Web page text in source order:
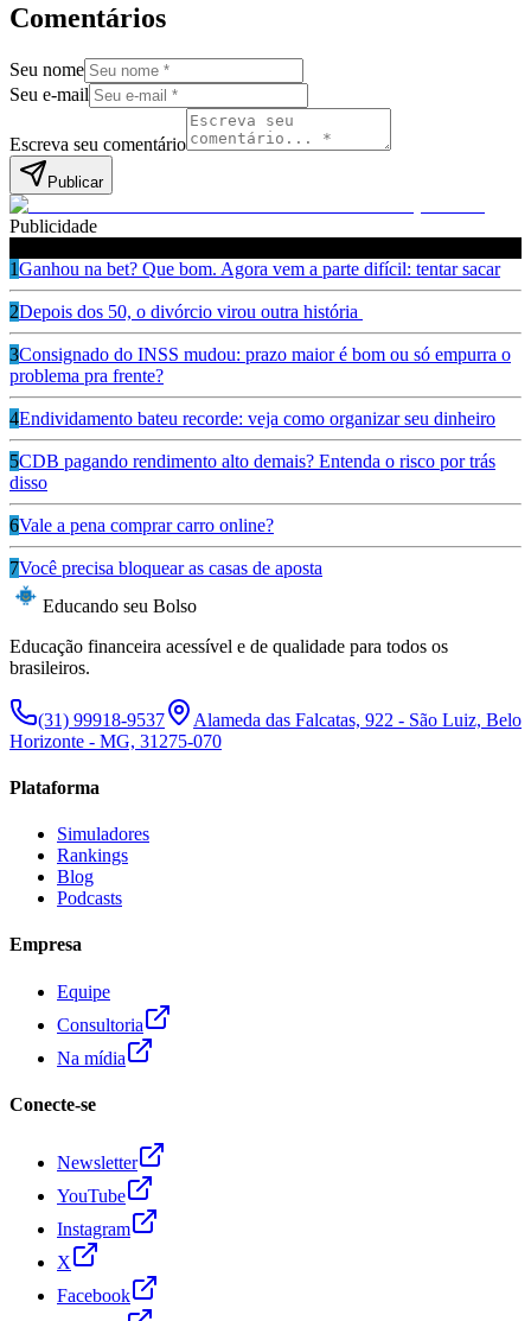
Comentários
Seu nome
Seu e-mail
Escreva seu comentário
Publicar
Publicidade
1Ganhou na bet? Que bom. Agora vem a parte difícil: tentar sacar
2Depois dos 50, o divórcio virou outra história
3Consignado do INSS mudou: prazo maior é bom ou só empurra o
problema pra frente?
4Endividamento bateu recorde: veja como organizar seu dinheiro
5CDB pagando rendimento alto demais? Entenda o risco por trás
disso
6Vale a pena comprar carro online?
7Você precisa bloquear as casas de aposta
Educando seu Bolso
Educação financeira acessível e de qualidade para todos os
brasileiros.
(31) 99918-9537
Alameda das Falcatas, 922 - São Luiz, Belo
Horizonte - MG, 31275-070
Plataforma
Simuladores
Rankings
Blog
Podcasts
Empresa
Equipe
Consultoria
Na mídia
Conecte-se
Newsletter
YouTube
Instagram
X
Facebook